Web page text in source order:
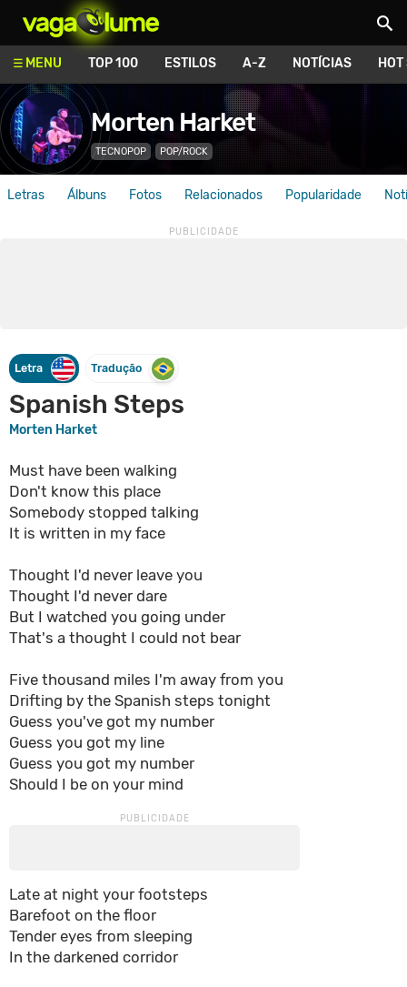
MENU TOP 100 ESTILOS A-Z NOTÍCIAS
Morten Harket
TECNOPOP POP/ROCK
Letras Álbuns Fotos Relacionados Popularidade
Letra Tradução
Spanish Steps
Morten Harket
Must have been walking
Don't know this place
Somebody stopped talking
It is written in my face
Thought I'd never leave you
Thought I'd never dare
But I watched you going under
That's a thought I could not bear
Five thousand miles I'm away from you
Drifting by the Spanish steps tonight
Guess you've got my number
Guess you got my line
Guess you got my number
Should I be on your mind
Late at night your footsteps
Barefoot on the floor
Tender eyes from sleeping
In the darkened corridor